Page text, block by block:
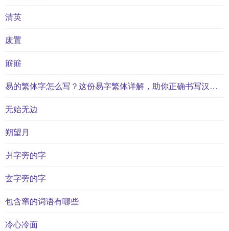
清英
废置
簛簛
易的繁体字怎么写？这份易字繁体详解，助你正确书写汉字_汉字繁体学习
无始无边
朔望月
爿字旁的字
玄字旁的字
包含窜的词语有哪些
冷心冷面